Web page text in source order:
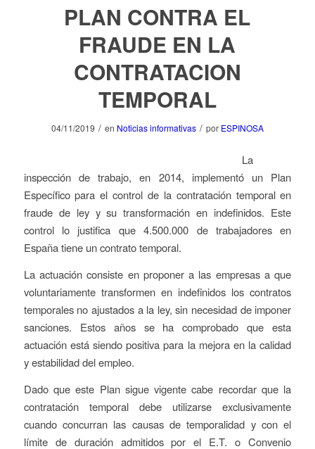
PLAN CONTRA EL
FRAUDE EN LA
CONTRATACION
TEMPORAL
04/11/2019 / en Noticias informativas / por ESPINOSA
La
inspección de trabajo, en 2014, implementó un Plan
Específico para el control de la contratación temporal en
fraude de ley y su transformación en indefinidos. Este
control lo justifica que 4.500.000 de trabajadores en
España tiene un contrato temporal.
La actuación consiste en proponer a las empresas a que
voluntariamente transformen en indefinidos los contratos
temporales no ajustados a la ley, sin necesidad de imponer
sanciones. Estos años se ha comprobado que esta
actuación está siendo positiva para la mejora en la calidad
y estabilidad del empleo.
Dado que este Plan sigue vigente cabe recordar que la
contratación temporal debe utilizarse exclusivamente
cuando concurran las causas de temporalidad y con el
límite de duración admitidos por el E.T. o Convenio